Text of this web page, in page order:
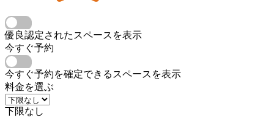
優良認定されたスペースを表示
今すぐ予約
今すぐ予約を確定できるスペースを表示
料金を選ぶ
下限なし